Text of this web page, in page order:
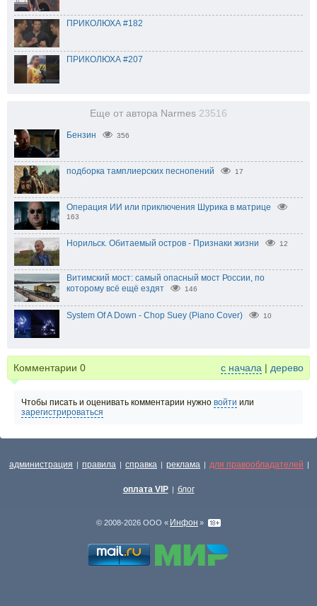
ПРИКОЛЮХА #182
ПРИКОЛЮХА #207
Еще от автора Narmes 23516
Бензин 356
подборка тамплиерских песнопений 17
Операция ИИ или приключения Шурика в матрице
163
Норильск. Обитаемый остров - Признаки жизни 12
Витимский мост: самый опасный мост России, по
которому всё ещё ездят
146
System Of A Down - Chop Suey (Piano Cover) 10
Комментарии 0 с начала | дерево
Чтобы писать и оценивать комментарии нужно войти или
зарегистрироваться
администрация | правила | справка | реклама | для правообладателей |
оплата VIP | блог
© 2008-2026 ООО « Инфон »